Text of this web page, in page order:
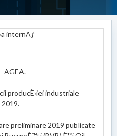
internÄƒ
AGEA.
producÈ›iei industriale
2019.
preliminare 2019 publicate